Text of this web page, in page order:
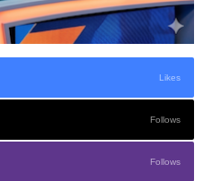
Likes
Follows
Follows